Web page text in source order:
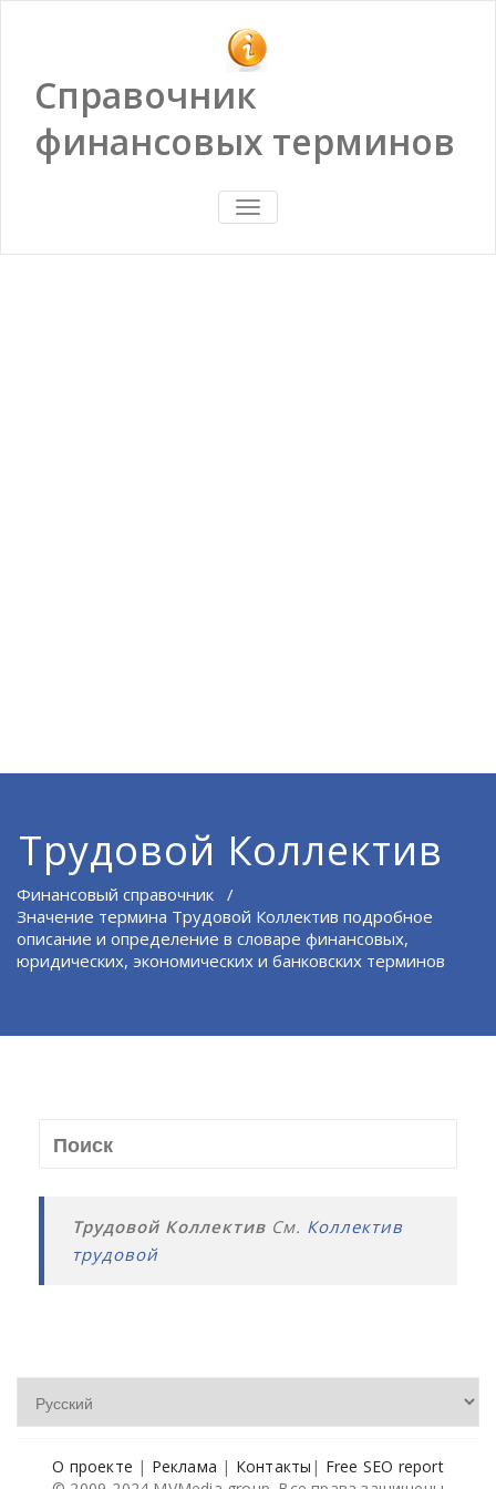
Справочник
финансовых терминов
ПОКАЗАТЬ/
СКРЫТЬ
Трудовой Коллектив
Финансовый справочник /
Значение термина Трудовой Коллектив подробное
описание и определение в словаре финансовых,
юридических, экономических и банковских терминов
Трудовой Коллектив См. Коллектив
трудовой
О проекте | Реклама | Контакты | Free SEO report